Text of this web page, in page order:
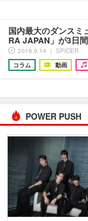
国内最大のダンスミ
RA JAPAN」が3日
2016.9.14 ｜ SPICER
コラム
動画
POWER PUSH